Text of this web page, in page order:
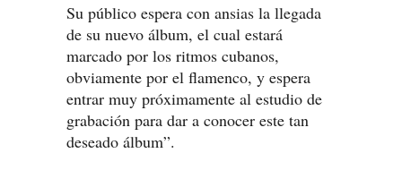
Su público espera con ansias la llegada
de su nuevo álbum, el cual estará
marcado por los ritmos cubanos,
obviamente por el flamenco, y espera
entrar muy próximamente al estudio de
grabación para dar a conocer este tan
deseado álbum”.